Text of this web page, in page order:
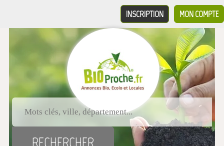
MON COMPTE
INSCRIPTION